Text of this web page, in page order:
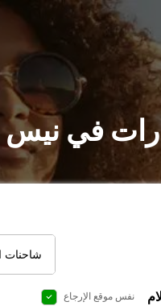
في
شاحنات
نفس موقع الإرجاع